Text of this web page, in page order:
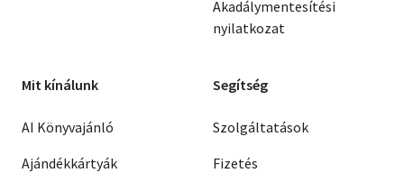
Akadálymentesítési
nyilatkozat
Mit kínálunk
AI Könyvajánló
Ajándékkártyák
Segítség
Szolgáltatások
Fizetés